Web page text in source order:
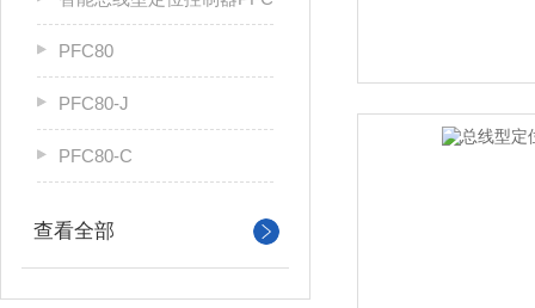
PFC80
PFC80-J
PFC80-C
查看全部